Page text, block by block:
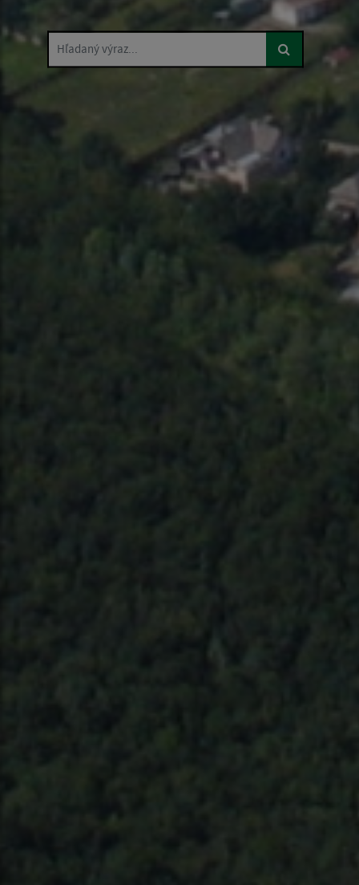
Hľadaný výraz...